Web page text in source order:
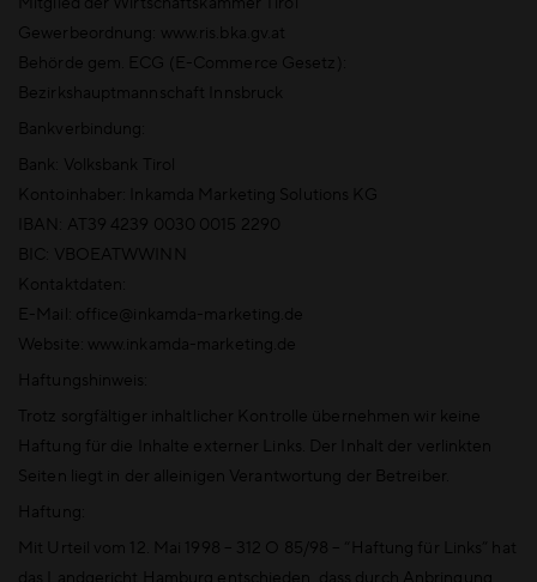
Gewerbeordnung: www.ris.bka.gv.at
Behörde gem. ECG (E-Commerce Gesetz):
Bezirkshauptmannschaft Innsbruck
Bankverbindung:
Bank: Volksbank Tirol
Kontoinhaber: Inkamda Marketing Solutions KG
IBAN: AT39 4239 0030 0015 2290
BIC: VBOEATWWINN
Kontaktdaten:
E-Mail: office@inkamda-marketing.de
Website: www.inkamda-marketing.de
Haftungshinweis:
Trotz sorgfältiger inhaltlicher Kontrolle übernehmen wir keine
Haftung für die Inhalte externer Links. Der Inhalt der verlinkten
Seiten liegt in der alleinigen Verantwortung der Betreiber.
Haftung:
Mit Urteil vom 12. Mai 1998 – 312 O 85/98 – “Haftung für Links” hat